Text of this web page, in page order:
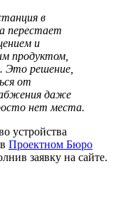
в
перестает
и
продуктом,
Это решение,
от
даже
нет места.
устройства
Проектном Бюро
заявку на сайте.